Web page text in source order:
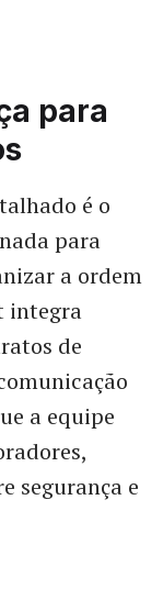
para
é o
para
a ordem
integra
de
a equipe
segurança e